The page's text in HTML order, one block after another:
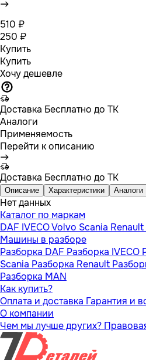
510 ₽
250 ₽
Купить
Купить
Хочу дешевле
Доставка Бесплатно до ТК
Аналоги
Применяемость
Перейти к описанию
Доставка Бесплатно до ТК
Описание Характеристики Аналоги
Нет данных
Каталог по маркам
DAF IVECOVolvo Scania Renault
Машины в разборе
Разборка DAF Разборка IVECO
Scania Разборка Renault
Разборка MAN
Как купить?
Оплата и доставка Гарантия и
О компании
Чем мы лучше других?